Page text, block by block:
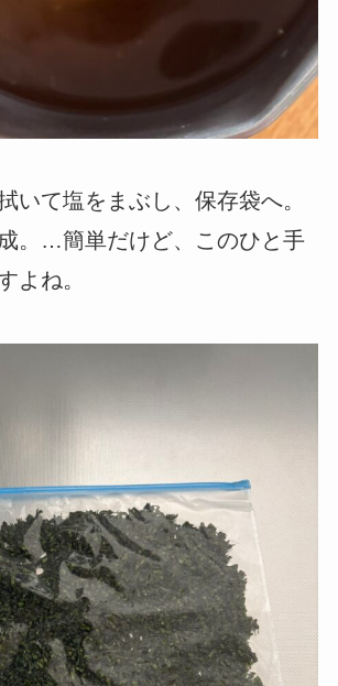
いて塩をまぶし、保存袋へ。
。…簡単だけど、このひと手
よね。